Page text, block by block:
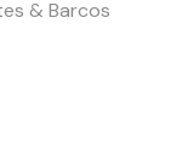
& Barcos